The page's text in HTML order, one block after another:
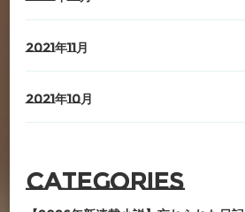
2021年11月
2021年10月
Categories